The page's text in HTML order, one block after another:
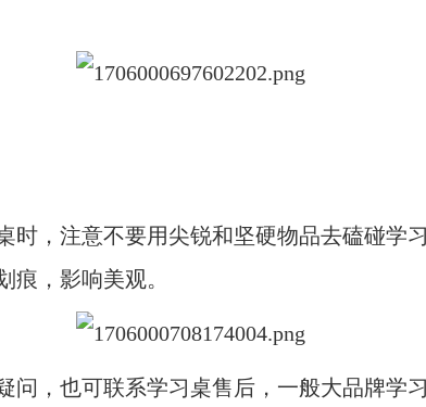
，注意不要用尖锐和坚硬物品去磕碰学
痕，影响美观。
，也可联系学习桌售后，一般大品牌学习